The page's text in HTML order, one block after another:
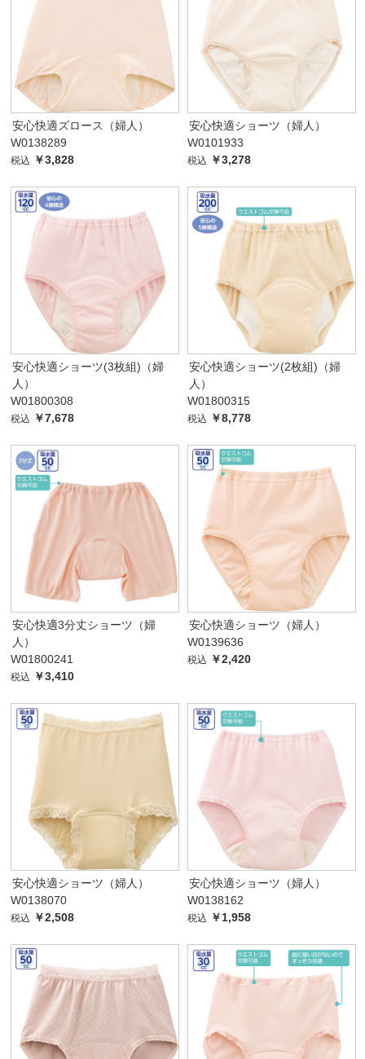
安心快適ズロース（婦人）
W0138289
税込 ￥3,828
安心快適ショーツ（婦人）
W0101933
税込 ￥3,278
安心快適ショーツ(3枚組)（婦
人）
W01800308
税込 ￥7,678
安心快適ショーツ(2枚組)（婦
人）
W01800315
税込 ￥8,778
安心快適3分丈ショーツ（婦
人）
W01800241
税込 ￥3,410
安心快適ショーツ（婦人）
W0139636
税込 ￥2,420
安心快適ショーツ（婦人）
W0138070
税込 ￥2,508
安心快適ショーツ（婦人）
W0138162
税込 ￥1,958